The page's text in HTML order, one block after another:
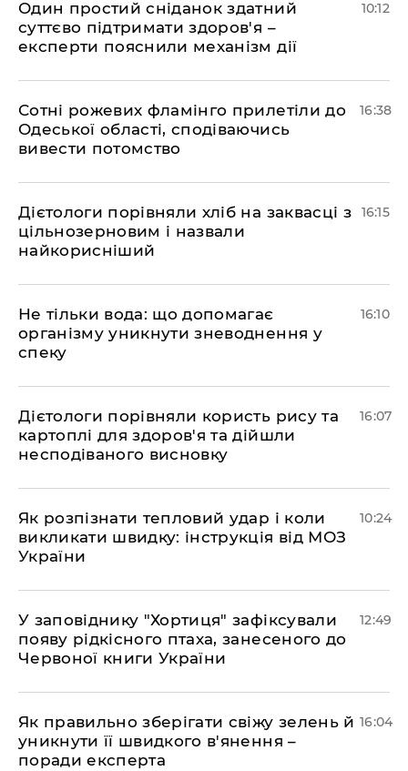
Один простий сніданок здатний
суттєво підтримати здоров'я –
експерти пояснили механізм дії
10:12
Сотні рожевих фламінго прилетіли до
Одеської області, сподіваючись
вивести потомство
16:38
Дієтологи порівняли хліб на заквасці з
цільнозерновим і назвали
найкорисніший
16:15
Не тільки вода: що допомагає
організму уникнути зневоднення у
спеку
16:10
Дієтологи порівняли користь рису та
картоплі для здоров'я та дійшли
несподіваного висновку
16:07
Як розпізнати тепловий удар і коли
викликати швидку: інструкція від МОЗ
України
10:24
У заповіднику "Хортиця" зафіксували
появу рідкісного птаха, занесеного до
Червоної книги України
12:49
Як правильно зберігати свіжу зелень й
уникнути її швидкого в'янення –
поради експерта
16:04